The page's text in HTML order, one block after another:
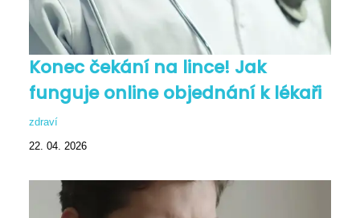
Konec čekání na lince! Jak
funguje online objednání k lékaři
zdraví
22. 04. 2026